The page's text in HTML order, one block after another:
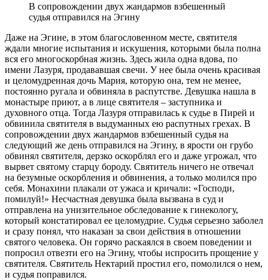
В сопровождении двух жандармов взбешенный
судья отправился на Эгину
Даже на Эгине, в этом благословенном месте, святителя
ждали многие испытания и искушения, которыми была полна
вся его многоскорбная жизнь. Здесь жила одна вдова, по
имени Лазуря, продававшая свечи. У нее была очень красивая
и целомудренная дочь Мария, которую она, тем не менее,
постоянно ругала и обвиняла в распутстве. Девушка нашла в
монастыре приют, а в лице святителя – заступника и
духовного отца. Тогда Лазуря отправилась к судье в Пирей и
обвинила святителя в выдуманных ею распутных грехах. В
сопровождении двух жандармов взбешенный судья на
следующий же день отправился на Эгину, в ярости он грубо
обвинял святителя, дерзко оскорблял его и даже угрожал, что
вырвет святому старцу бороду. Святитель ничего не отвечал
на безумные оскорбления и обвинения, а только молился про
себя. Монахини плакали от ужаса и кричали: «Господи,
помилуй!» Несчастная девушка была вызвана в суд и
отправлена на унизительное обследование к гинекологу,
который констатировал ее целомудрие. Судья серьезно заболел
и сразу понял, что наказан за свои действия в отношении
святого человека. Он горячо раскаялся в своем поведении и
попросил отвезти его на Эгину, чтобы испросить прощение у
святителя. Святитель Нектарий простил его, помолился о нем,
и судья поправился.